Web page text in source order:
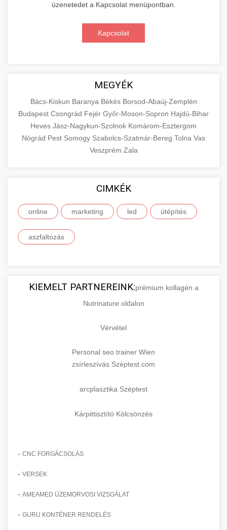
üzenetedet a Kapcsolat menüpontban.
Kapcsolat
MEGYÉK
Bács-Kiskun Baranya Békés Borsod-Abaúj-Zemplén
Budapest Csongrád Fejér Győr-Moson-Sopron Hajdú-Bihar
Heves Jász-Nagykun-Szolnok Komárom-Esztergom
Nógrád Pest Somogy Szabolcs-Szatmár-Bereg Tolna Vas
Veszprém Zala
CIMKÉK
online marketing led útépítés
aszfaltozás
KIEMELT PARTNEREINK:prémium kollagén a
Nutrinature oldalon
Vérvétel
Personal seo trainer Wien
zsírleszívás Széptest.com
arcplasztika Széptest
Kárpittisztító Kölcsönzés
- CNC FORGÁCSOLÁS
- VERSEK
- AMEAMED ÜZEMORVOSI VIZSGÁLAT
- GURU KONTÉNER RENDELÉS